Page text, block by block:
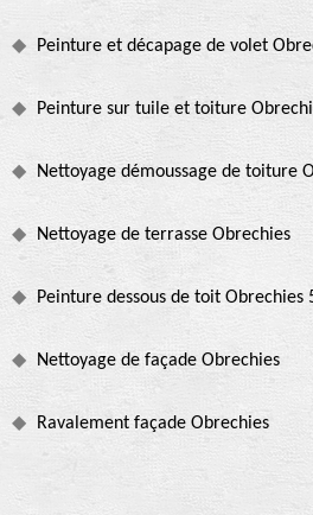
Peinture et décapage de volet
Peinture sur tuile et toiture
Nettoyage démoussage de toiture
Nettoyage de terrasse Obrechies
Peinture dessous de toit Obrechies
Nettoyage de façade Obrechies
Ravalement façade Obrechies